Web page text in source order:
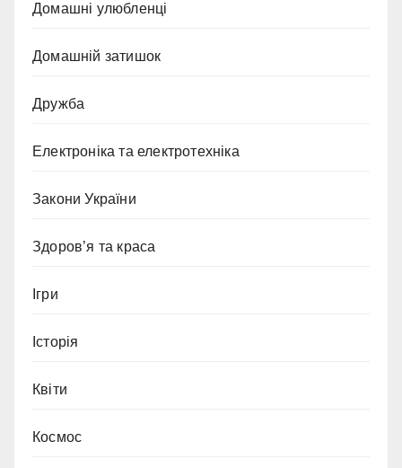
Домашні улюбленці
Домашній затишок
Дружба
Електроніка та електротехніка
Закони України
Здоров’я та краса
Ігри
Історія
Квіти
Космос